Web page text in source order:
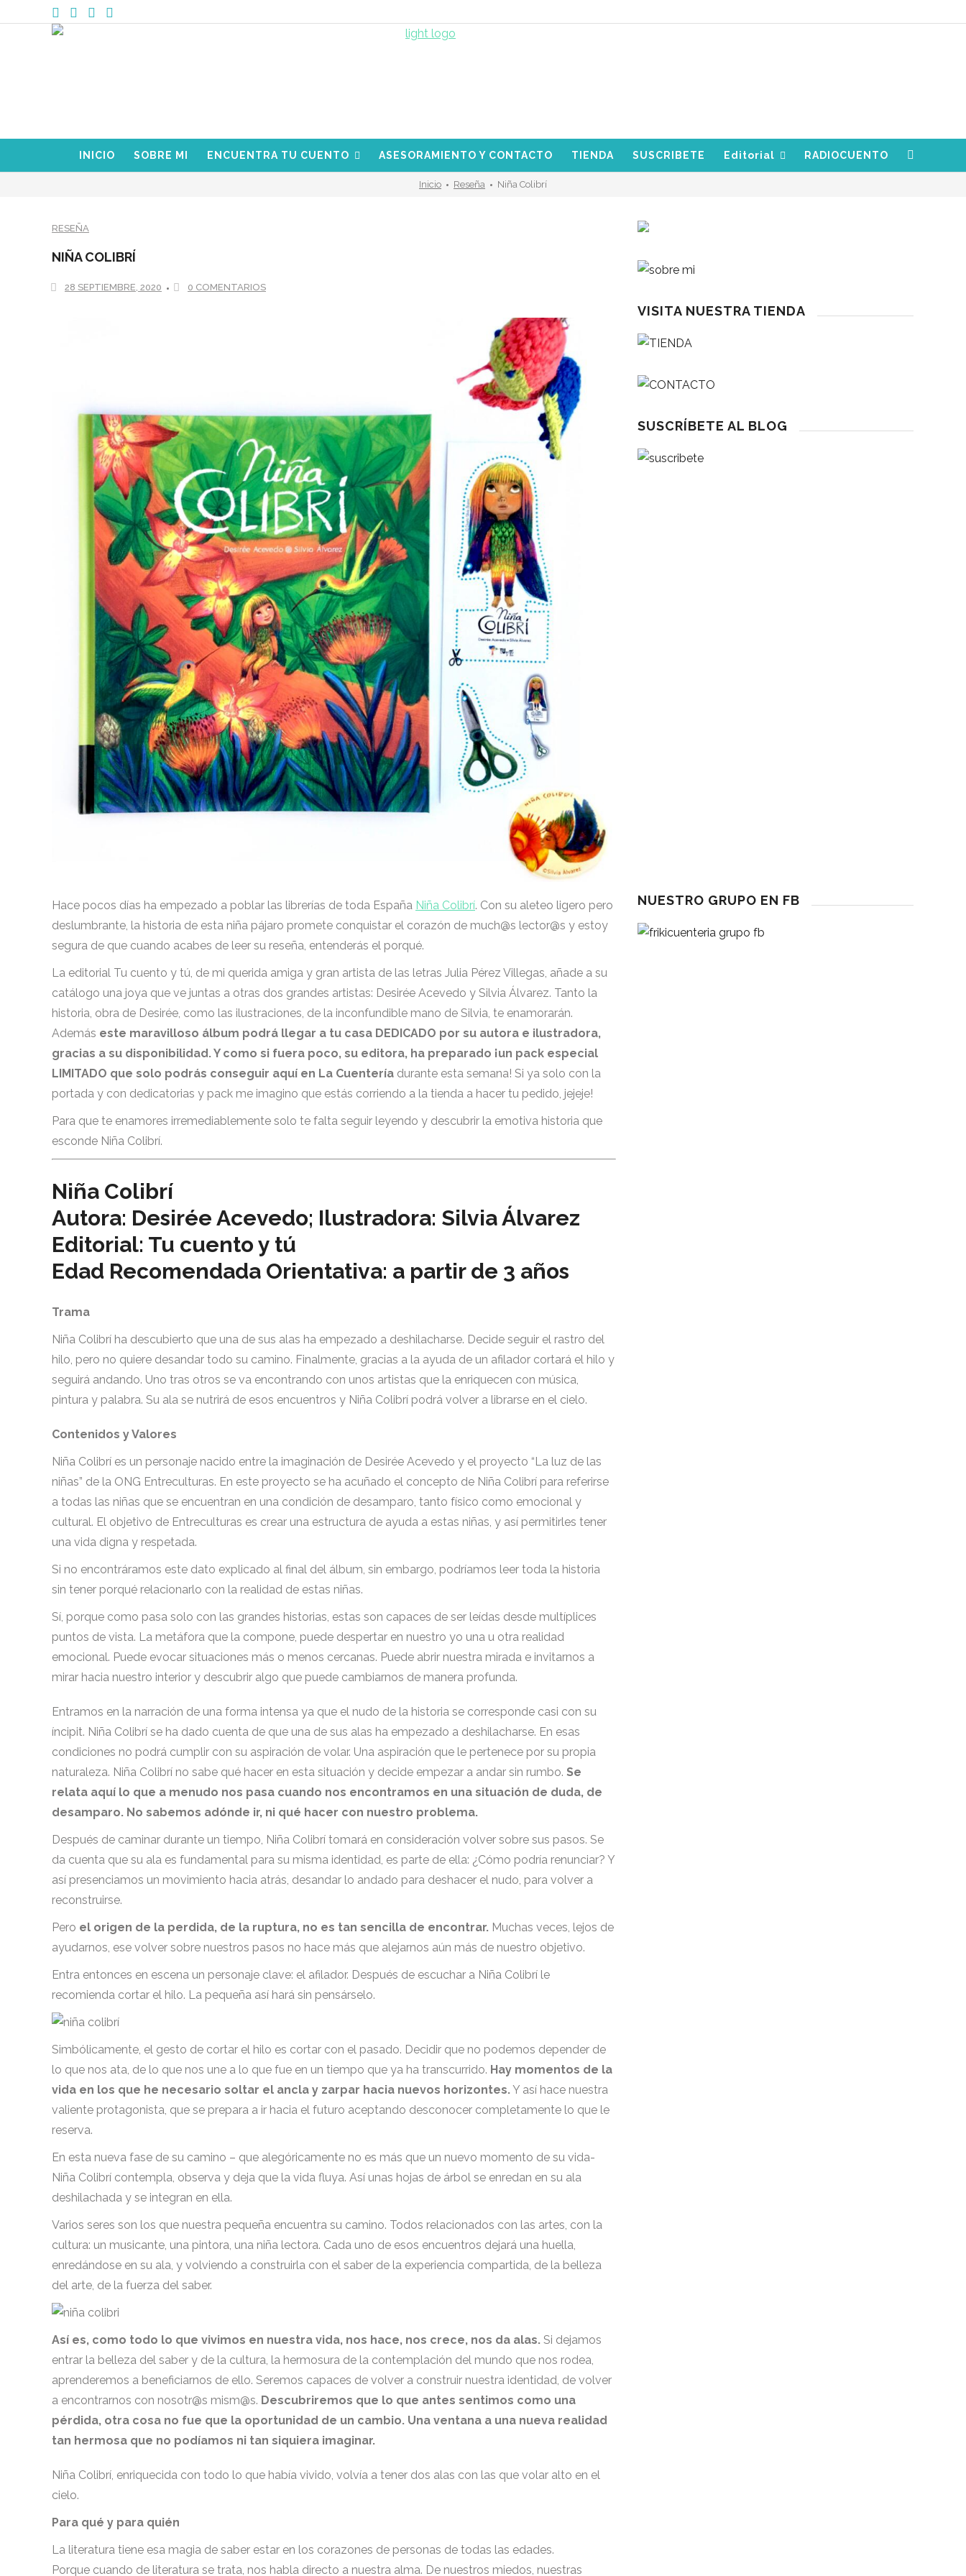
INICIO SOBRE MI ENCUENTRA TU CUENTO ASESORAMIENTO Y CONTACTO TIENDA SUSCRIBETE Editorial RADIOCUENTO
Inicio Reseña Niña Colibrí
RESEÑA
NIÑA COLIBRÍ
28 SEPTIEMBRE, 2020 0 COMENTARIOS
Hace pocos días ha empezado a poblar las librerías de toda España Niña Colibrí. Con su aleteo ligero pero
deslumbrante, la historia de esta niña pájaro promete conquistar el corazón de much@s lector@s y estoy
segura de que cuando acabes de leer su reseña, entenderás el porqué.
La editorial Tu cuento y tú, de mi querida amiga y gran artista de las letras Julia Pérez Villegas, añade a su
catálogo una joya que ve juntas a otras dos grandes artistas: Desirée Acevedo y Silvia Álvarez. Tanto la
historia, obra de Desirée, como las ilustraciones, de la inconfundible mano de Silvia, te enamorarán.
Además este maravilloso álbum podrá llegar a tu casa DEDICADO por su autora e ilustradora,
gracias a su disponibilidad. Y como si fuera poco, su editora, ha preparado ¡un pack especial
LIMITADO que solo podrás conseguir aquí en La Cuentería durante esta semana! Si ya solo con la
portada y con dedicatorias y pack me imagino que estás corriendo a la tienda a hacer tu pedido, jejeje!
Para que te enamores irremediablemente solo te falta seguir leyendo y descubrir la emotiva historia que
esconde Niña Colibrí.
Niña Colibrí
Autora: Desirée Acevedo; Ilustradora: Silvia Álvarez
Editorial: Tu cuento y tú
Edad Recomendada Orientativa: a partir de 3 años
Trama
Niña Colibrí ha descubierto que una de sus alas ha empezado a deshilacharse. Decide seguir el rastro del
hilo, pero no quiere desandar todo su camino. Finalmente, gracias a la ayuda de un afilador cortará el hilo y
seguirá andando. Uno tras otros se va encontrando con unos artistas que la enriquecen con música,
pintura y palabra. Su ala se nutrirá de esos encuentros y Niña Colibrí podrá volver a librarse en el cielo.
Contenidos y Valores
Niña Colibrí es un personaje nacido entre la imaginación de Desirée Acevedo y el proyecto “La luz de las
niñas” de la ONG Entreculturas. En este proyecto se ha acuñado el concepto de Niña Colibrí para referirse
a todas las niñas que se encuentran en una condición de desamparo, tanto físico como emocional y
cultural. El objetivo de Entreculturas es crear una estructura de ayuda a estas niñas, y así permitirles tener
una vida digna y respetada.
Si no encontráramos este dato explicado al final del álbum, sin embargo, podríamos leer toda la historia
sin tener porqué relacionarlo con la realidad de estas niñas.
Sí, porque como pasa solo con las grandes historias, estas son capaces de ser leídas desde multíplices
puntos de vista. La metáfora que la compone, puede despertar en nuestro yo una u otra realidad
emocional. Puede evocar situaciones más o menos cercanas. Puede abrir nuestra mirada e invitarnos a
mirar hacia nuestro interior y descubrir algo que puede cambiarnos de manera profunda.
Entramos en la narración de una forma intensa ya que el nudo de la historia se corresponde casi con su
íncipit. Niña Colibrí se ha dado cuenta de que una de sus alas ha empezado a deshilacharse. En esas
condiciones no podrá cumplir con su aspiración de volar. Una aspiración que le pertenece por su propia
naturaleza. Niña Colibrí no sabe qué hacer en esta situación y decide empezar a andar sin rumbo. Se
relata aquí lo que a menudo nos pasa cuando nos encontramos en una situación de duda, de
desamparo. No sabemos adónde ir, ni qué hacer con nuestro problema.
Después de caminar durante un tiempo, Niña Colibrí tomará en consideración volver sobre sus pasos. Se
da cuenta que su ala es fundamental para su misma identidad, es parte de ella: ¿Cómo podría renunciar? Y
así presenciamos un movimiento hacia atrás, desandar lo andado para deshacer el nudo, para volver a
reconstruirse.
Pero el origen de la perdida, de la ruptura, no es tan sencilla de encontrar. Muchas veces, lejos de
ayudarnos, ese volver sobre nuestros pasos no hace más que alejarnos aún más de nuestro objetivo.
Entra entonces en escena un personaje clave: el afilador. Después de escuchar a Niña Colibrí le
recomienda cortar el hilo. La pequeña así hará sin pensárselo.
Simbólicamente, el gesto de cortar el hilo es cortar con el pasado. Decidir que no podemos depender de
lo que nos ata, de lo que nos une a lo que fue en un tiempo que ya ha transcurrido. Hay momentos de la
vida en los que he necesario soltar el ancla y zarpar hacia nuevos horizontes.Y así hace nuestra
valiente protagonista, que se prepara a ir hacia el futuro aceptando desconocer completamente lo que le
reserva.
En esta nueva fase de su camino – que alegóricamente no es más que un nuevo momento de su vida-
Niña Colibrí contempla, observa y deja que la vida fluya. Así unas hojas de árbol se enredan en su ala
deshilachada y se integran en ella.
Varios seres son los que nuestra pequeña encuentra su camino. Todos relacionados con las artes, con la
cultura: un musicante, una pintora, una niña lectora. Cada uno de esos encuentros dejará una huella,
enredándose en su ala, y volviendo a construirla con el saber de la experiencia compartida, de la belleza
del arte, de la fuerza del saber.
Así es, como todo lo que vivimos en nuestra vida, nos hace, nos crece, nos da alas. Si dejamos
entrar la belleza del saber y de la cultura, la hermosura de la contemplación del mundo que nos rodea,
aprenderemos a beneficiarnos de ello. Seremos capaces de volver a construir nuestra identidad, de volver
a encontrarnos con nosotr@s mism@s. Descubriremos que lo que antes sentimos como una
pérdida, otra cosa no fue que la oportunidad de un cambio. Una ventana a una nueva realidad
tan hermosa que no podíamos ni tan siquiera imaginar.
Niña Colibrí, enriquecida con todo lo que había vivido, volvía a tener dos alas con las que volar alto en el
cielo.
Para qué y para quién
La literatura tiene esa magia de saber estar en los corazones de personas de todas las edades.
Porque cuando de literatura se trata, nos habla directo a nuestra alma. De nuestros miedos, nuestras
VISITA NUESTRA TIENDA
SUSCRÍBETE AL BLOG
NUESTRO GRUPO EN FB